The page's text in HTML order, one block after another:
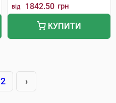
від 1842.50 грн
КУПИТИ
2 ›